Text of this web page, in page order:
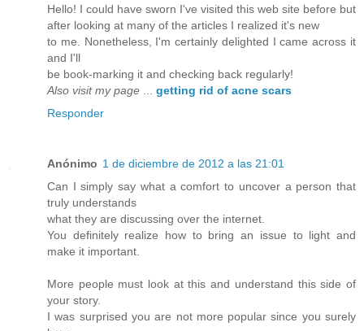
Hello! I could have sworn I've visited this web site before but
after looking at many of the articles I realized it's new
to me. Nonetheless, I'm certainly delighted I came across it
and I'll
be book-marking it and checking back regularly!
Also visit my page
getting rid of acne scars
Responder
Anónimo 1 de diciembre de 2012 a las 21:01
Can I simply say what a comfort to uncover a person that
truly understands
what they are discussing over the internet.
You definitely realize how to bring an issue to light and
make it important.
More people must look at this and understand this side of
your story.
I was surprised you are not more popular since you surely